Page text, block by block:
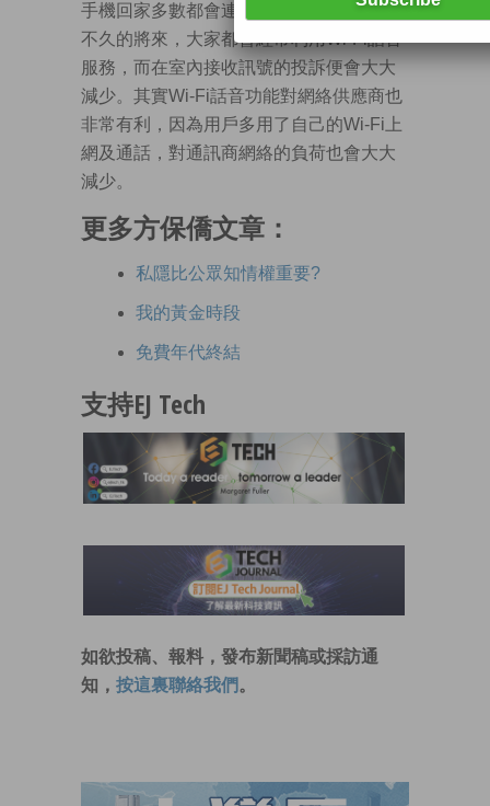
手機回家多數都會連上Wi-Fi，所以我相信
不久的將來，大家都會經常利用Wi-Fi話音
服務，而在室內接收訊號的投訴便會大大
減少。其實Wi-Fi話音功能對網絡供應商也
非常有利，因為用戶多用了自己的Wi-Fi上
網及通話，對通訊商網絡的負荷也會大大
減少。
更多方保僑文章：
私隱比公眾知情權重要?
我的黃金時段
免費年代終結
支持EJ Tech
如欲投稿、報料，發布新聞稿或採訪通
知， 按這裏聯絡我們 。